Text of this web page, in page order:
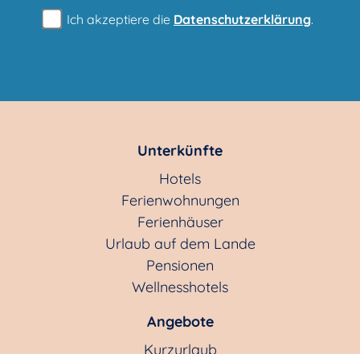
Ich akzeptiere die Datenschutzerklärung.
Unterkünfte
Hotels
Ferienwohnungen
Ferienhäuser
Urlaub auf dem Lande
Pensionen
Wellnesshotels
Angebote
Kurzurlaub